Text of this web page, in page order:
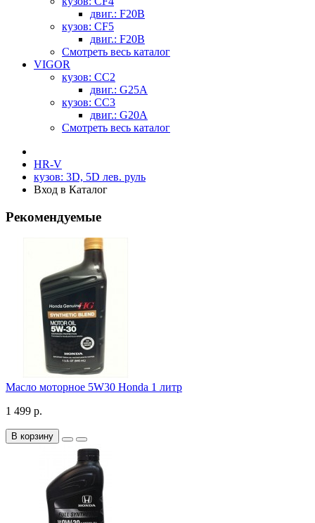
двиг.: F20B
кузов: CF5
двиг.: F20B
Смотреть весь каталог
VIGOR
кузов: CC2
двиг.: G25A
кузов: CC3
двиг.: G20A
Смотреть весь каталог
HR-V
кузов: 3D, 5D лев. руль
Вход в Каталог
Рекомендуемые
Масло моторное 5W30 Honda 1 литр
1 499 р.
В корзину